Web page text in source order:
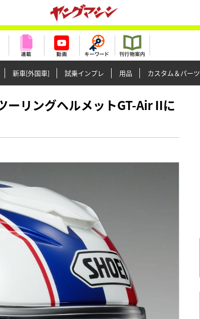
新車[外国車] 試乗インプレ 用品 カスタム＆パーツ
リングヘルメットGT-Air IIに